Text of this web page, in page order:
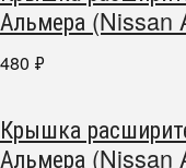
Альмера
480 ₽
Крышка
Альмера (Nissan